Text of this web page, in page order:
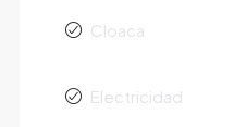
Cloaca
Electricidad